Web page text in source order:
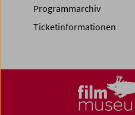
Programmarchiv
Ticketinformationen